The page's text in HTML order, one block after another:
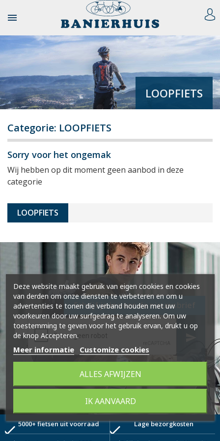

LOOPFIETS
Categorie: LOOPFIETS
Sorry voor het ongemak
Wij hebben op dit moment geen aanbod in deze
categorie
LOOPFIETS
Schrijf je in voor de nieuwsbrief
check5000+ fietsen uit voorraad check Lage bezorgkosten
Deze website maakt gebruik van eigen cookies en cookies
van derden om onze diensten te verbeteren en om u
advertenties te tonen die verband houden met uw
voorkeuren door uw surfgedrag te analyseren. Om uw
toestemming te geven voor het gebruik ervan, drukt u op
de knop Accepteren.
Meer informatie Customize cookies
ALLES AFWIJZEN
IK AANVAARD